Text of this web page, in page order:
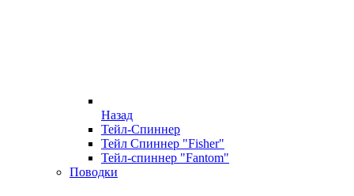
Назад
Тейл-Спиннер
Тейл Спиннер "Fisher"
Тейл-спиннер "Fantom"
Поводки